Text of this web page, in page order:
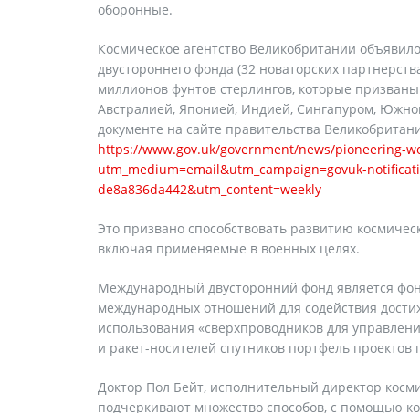
оборонные.
Космическое агентство Великобритании
двустороннего фонда (32 новаторских
миллионов фунтов стерлингов, которые
Австралией, Японией, Индией, Сингапуром,
документе на сайте правительства
https://www.gov.uk/government/news/pioneering-
utm_medium=email&utm_campaign=govuk-
de8a836da442&utm_content=weekly
Это призвано способствовать развитию
включая применяемые в военных целях.
Международный двусторонний фонд является
международных отношений для содействия
использования «сверхпроводников для
и ракет-носителей спутников портфель
Доктор Пол Бейт, исполнительный директор
подчеркивают множество способов, с помощью